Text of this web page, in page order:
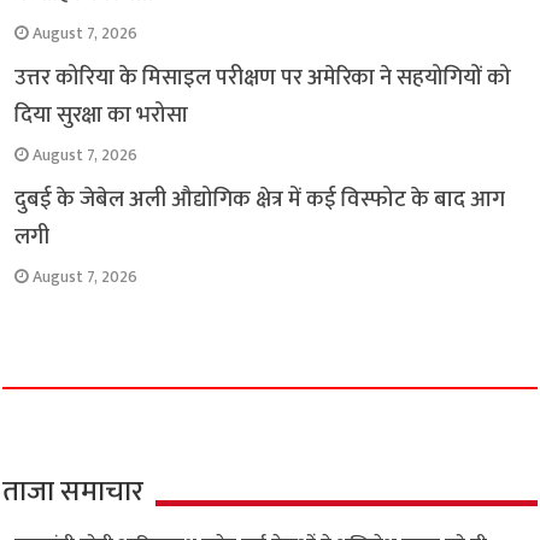
August 7, 2026
उत्तर कोरिया के मिसाइल परीक्षण पर अमेरिका ने सहयोगियों को
दिया सुरक्षा का भरोसा
August 7, 2026
दुबई के जेबेल अली औद्योगिक क्षेत्र में कई विस्फोट के बाद आग
लगी
August 7, 2026
ताजा समाचार